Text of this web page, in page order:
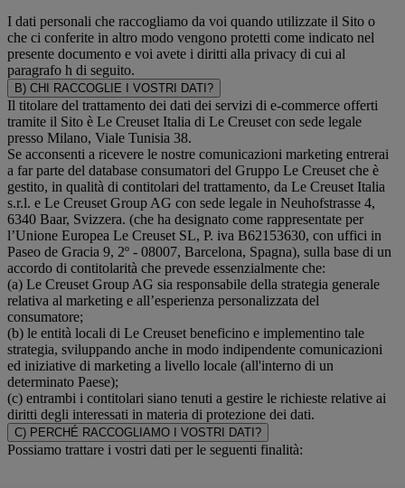
I dati personali che raccogliamo da voi quando utilizzate il Sito o
che ci conferite in altro modo vengono protetti come indicato nel
presente documento e voi avete i diritti alla privacy di cui al
paragrafo h di seguito.
B) CHI RACCOGLIE I VOSTRI DATI?
Il titolare del trattamento dei dati dei servizi di e-commerce offerti
tramite il Sito è Le Creuset Italia di Le Creuset con sede legale
presso Milano, Viale Tunisia 38.
Se acconsenti a ricevere le nostre comunicazioni marketing entrerai
a far parte del database consumatori del Gruppo Le Creuset che è
gestito, in qualità di contitolari del trattamento, da Le Creuset Italia
s.r.l. e Le Creuset Group AG con sede legale in Neuhofstrasse 4,
6340 Baar, Svizzera. (che ha designato come rappresentate per
l’Unione Europea Le Creuset SL, P. iva B62153630, con uffici in
Paseo de Gracia 9, 2º - 08007, Barcelona, Spagna), sulla base di un
accordo di contitolarità che prevede essenzialmente che:
(a) Le Creuset Group AG sia responsabile della strategia generale
relativa al marketing e all’esperienza personalizzata del
consumatore;
(b) le entità locali di Le Creuset beneficino e implementino tale
strategia, sviluppando anche in modo indipendente comunicazioni
ed iniziative di marketing a livello locale (all'interno di un
determinato Paese);
(c) entrambi i contitolari siano tenuti a gestire le richieste relative ai
diritti degli interessati in materia di protezione dei dati.
C) PERCHÉ RACCOGLIAMO I VOSTRI DATI?
Possiamo trattare i vostri dati per le seguenti finalità: